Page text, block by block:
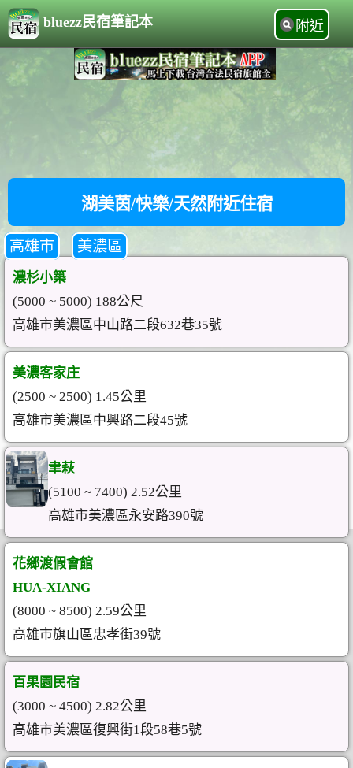
bluezz民宿筆記本 附近
湖美茵/快樂/天然附近住宿
高雄市 美濃區
濃杉小築
(5000 ~ 5000) 188公尺
高雄市美濃區中山路二段632巷35號
美濃客家庄
(2500 ~ 2500) 1.45公里
高雄市美濃區中興路二段45號
聿萩
(5100 ~ 7400) 2.52公里
高雄市美濃區永安路390號
花鄉渡假會館
HUA-XIANG
(8000 ~ 8500) 2.59公里
高雄市旗山區忠孝街39號
百果園民宿
(3000 ~ 4500) 2.82公里
高雄市美濃區復興街1段58巷5號